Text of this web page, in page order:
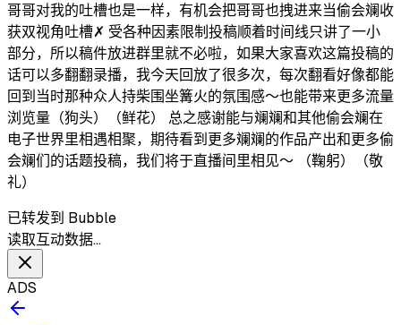
哥哥对我的吐槽也是一样，有机会把哥哥也拽进来当偷会斓收
获双视角吐槽✗ 受各种因素限制投稿顺着时间线只讲了一小
部分，所以稿件放进群里就不必啦，如果大家喜欢这篇投稿的
话可以多翻翻录播，我今天回放了很多次，每次翻看好像都能
回到当时那种众人持柴围坐篝火的氛围感～也能带来更多流量
浏览量（狗头）（鲜花） 总之感谢能与斓斓和其他偷会斓在
电子世界里相遇相聚，期待看到更多斓斓的作品产出和更多偷
会斓们的话题投稿，我们将于直播间里相见～ （鞠躬）（敬
礼）
已转发到 Bubble
读取互动数据…
ADS